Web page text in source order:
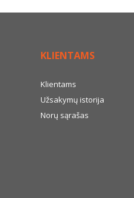
KLIENTAMS
Klientams
Užsakymų istorija
Norų sąrašas